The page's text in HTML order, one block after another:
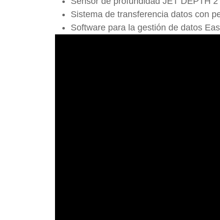
Sistema de transferencia datos con
Software para la gestión de datos